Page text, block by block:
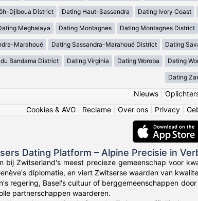
Djiboua District Dating Haut-Sassandra Dating Ivory Coast
Meghalaya Dating Montagnes Dating Montagnes District
Marahoué Dating Sassandra-Marahoué District Dating
Bandama District Dating Virginia Dating Woroba Dating
Dating
Nieuws|
Cookies & AVG
Reclame Over ons Privacy
Dating Platform – Alpine Precisie in
bij Zwitserland's meest precieze gemeenschap voor
diplomatie, en viert Zwitserse waarden van
regering, Basel's cultuur of berggemeenschappen
partnerschappen waarderen.